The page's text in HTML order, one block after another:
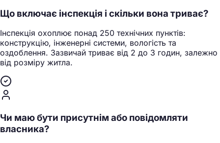
Що включає інспекція і скільки вона триває?
Інспекція охоплює понад 250 технічних пунктів:
конструкцію, інженерні системи, вологість та
оздоблення. Зазвичай триває від 2 до 3 годин, залежно
від розміру житла.
Чи маю бути присутнім або повідомляти
власника?